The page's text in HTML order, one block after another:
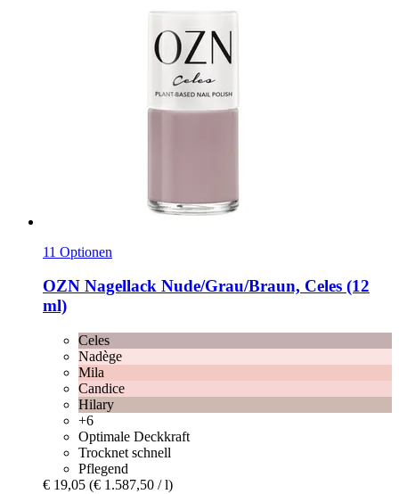
11 Optionen
OZN Nagellack Nude/Grau/Braun, Celes (12
ml)
Celes
Nadège
Mila
Candice
Hilary
+6
Optimale Deckkraft
Trocknet schnell
Pflegend
€ 19,05 (€ 1.587,50 / l)